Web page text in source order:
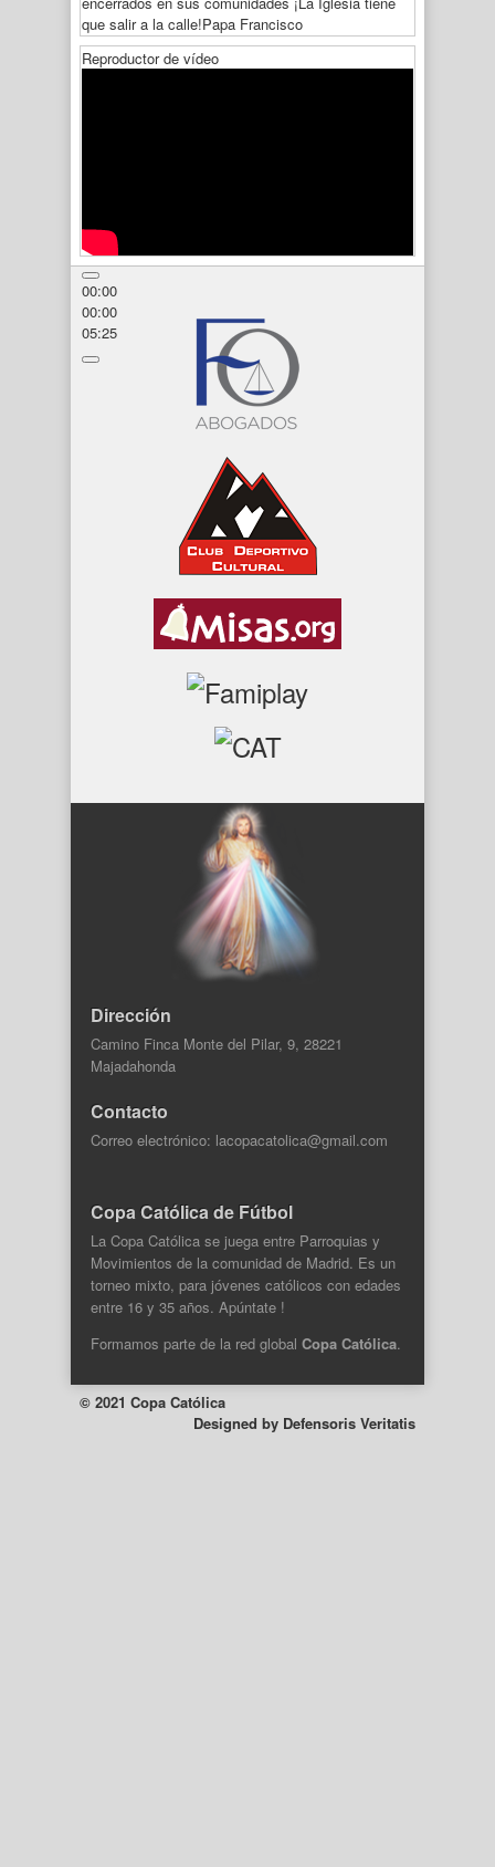
que salir a la calle!Papa Francisco
Reproductor de vídeo
00:00
00:00
05:25
Dirección
Camino Finca Monte del Pilar, 9, 28221
Majadahonda
Contacto
Correo electrónico: lacopacatolica@gmail.com
Copa Católica de Fútbol
La Copa Católica se juega entre Parroquias y
Movimientos de la comunidad de Madrid. Es un
torneo mixto, para jóvenes católicos con edades
entre 16 y 35 años. Apúntate !
Formamos parte de la red global Copa Católica.
© 2021 Copa Católica
Designed by Defensoris Veritatis